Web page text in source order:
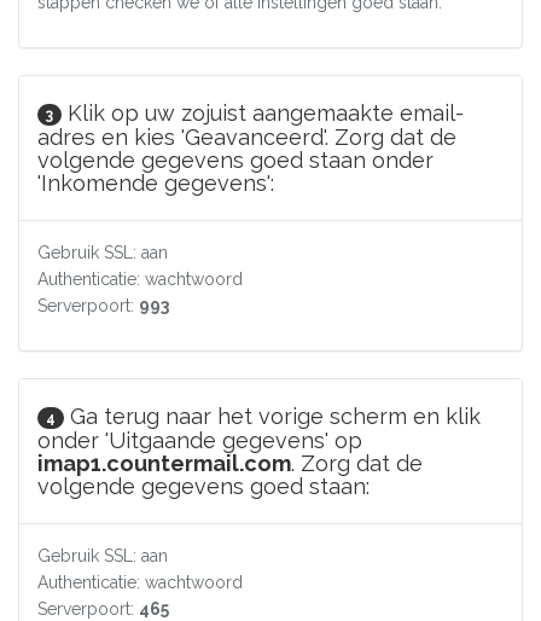
3
Klik op uw zojuist aangemaakte email-
adres en kies 'Geavanceerd'. Zorg dat de
volgende gegevens goed staan onder
'Inkomende gegevens':
Gebruik SSL: aan
Authenticatie: wachtwoord
Serverpoort: 993
4
Ga terug naar het vorige scherm en klik
onder 'Uitgaande gegevens' op
imap1.countermail.com. Zorg dat de
volgende gegevens goed staan:
Gebruik SSL: aan
Authenticatie: wachtwoord
Serverpoort: 465